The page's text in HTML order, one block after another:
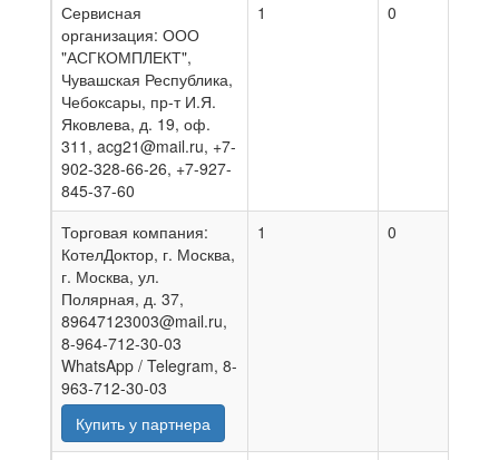
Сервисная
организация: ООО
"АСГКОМПЛЕКТ",
Чувашская Республика,
Чебоксары, пр-т И.Я.
Яковлева, д. 19, оф.
311, acg21@mail.ru, +7-
902-328-66-26, +7-927-
845-37-60
1 0
Торговая компания:
КотелДоктор, г. Москва,
г. Москва, ул.
Полярная, д. 37,
89647123003@mail.ru,
8-964-712-30-03
WhatsApp / Telegram, 8-
963-712-30-03
Купить у партнера
1 0